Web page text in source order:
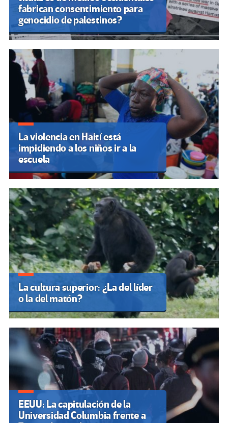
fabrican consentimiento para
genocidio de palestinos?
La violencia en Haití está
impidiendo a los niños ir a la
escuela
La cultura superior: ¿La del líder
o la del matón?
EEUU: La capitulación de la
Universidad Columbia frente a